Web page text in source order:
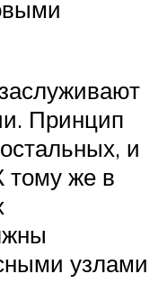
Принцип
и
тому же в
узлами